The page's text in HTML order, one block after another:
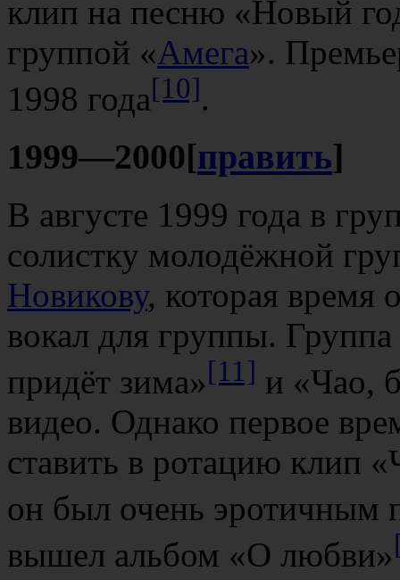
клип на песню «Новый
группой «Амега».
1998 года[10].
1999—2000[править]
В августе 1999 года в
солистку молодёжной
Новикову, которая время
вокал для группы.
придёт зима»[11] и «Чао,
видео. Однако первое
ставить в ротацию клип
он был очень эротичным
вышел альбом «О любви»